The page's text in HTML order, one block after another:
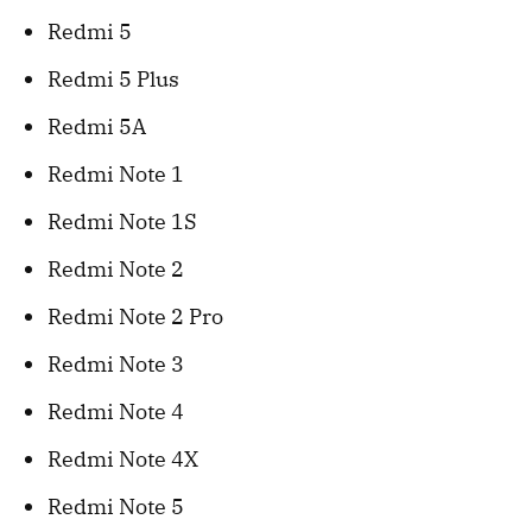
Redmi 5
Redmi 5 Plus
Redmi 5A
Redmi Note 1
Redmi Note 1S
Redmi Note 2
Redmi Note 2 Pro
Redmi Note 3
Redmi Note 4
Redmi Note 4X
Redmi Note 5